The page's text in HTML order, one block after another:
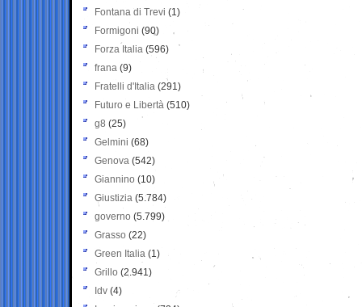
Fontana di Trevi (1)
Formigoni (90)
Forza Italia (596)
frana (9)
Fratelli d'Italia (291)
Futuro e Libertà (510)
g8 (25)
Gelmini (68)
Genova (542)
Giannino (10)
Giustizia (5.784)
governo (5.799)
Grasso (22)
Green Italia (1)
Grillo (2.941)
Idv (4)